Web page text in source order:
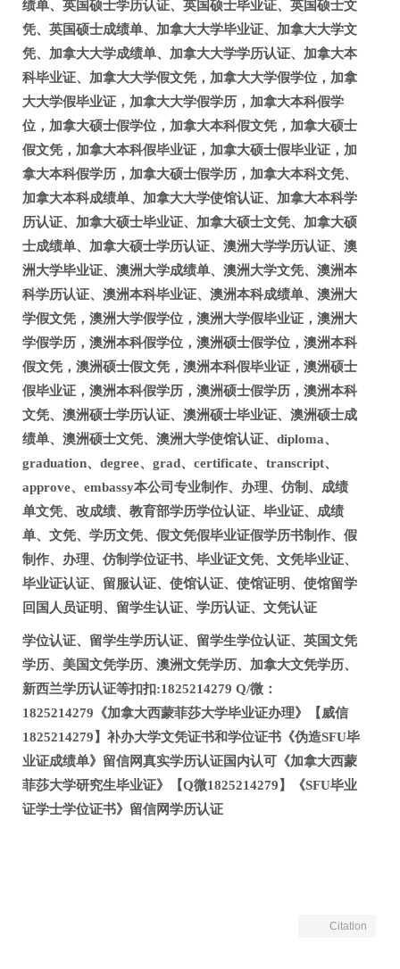
绩单、英国硕士学历认证、英国硕士毕业证、英国硕士文
凭、英国硕士成绩单、加拿大大学毕业证、加拿大大学文
凭、加拿大大学成绩单、加拿大大学学历认证、加拿大本
科毕业证、加拿大大学假文凭，加拿大大学假学位，加拿
大大学假毕业证，加拿大大学假学历，加拿大本科假学
位，加拿大硕士假学位，加拿大本科假文凭，加拿大硕士
假文凭，加拿大本科假毕业证，加拿大硕士假毕业证，加
拿大本科假学历，加拿大硕士假学历，加拿大本科文凭、
加拿大本科成绩单、加拿大大学使馆认证、加拿大本科学
历认证、加拿大硕士毕业证、加拿大硕士文凭、加拿大硕
士成绩单、加拿大硕士学历认证、澳洲大学学历认证、澳
洲大学毕业证、澳洲大学成绩单、澳洲大学文凭、澳洲本
科学历认证、澳洲本科毕业证、澳洲本科成绩单、澳洲大
学假文凭，澳洲大学假学位，澳洲大学假毕业证，澳洲大
学假学历，澳洲本科假学位，澳洲硕士假学位，澳洲本科
假文凭，澳洲硕士假文凭，澳洲本科假毕业证，澳洲硕士
假毕业证，澳洲本科假学历，澳洲硕士假学历，澳洲本科
文凭、澳洲硕士学历认证、澳洲硕士毕业证、澳洲硕士成
绩单、澳洲硕士文凭、澳洲大学使馆认证、diploma、
graduation、degree、grad、certificate、transcript、
approve、embassy本公司专业制作、办理、仿制、成绩
单文凭、改成绩、教育部学历学位认证、毕业证、成绩
单、文凭、学历文凭、假文凭假毕业证假学历书制作、假
制作、办理、仿制学位证书、毕业证文凭、文凭毕业证、
毕业证认证、留服认证、使馆认证、使馆证明、使馆留学
回国人员证明、留学生认证、学历认证、文凭认证
学位认证、留学生学历认证、留学生学位认证、英国文凭
学历、美国文凭学历、澳洲文凭学历、加拿大文凭学历、
新西兰学历认证等扣扣:1825214279 Q/微：
1825214279《加拿大西蒙菲莎大学毕业证办理》【威信
1825214279】补办大学文凭证书和学位证书《伪造SFU毕
业证成绩单》留信网真实学历认证国内认可《加拿大西蒙
菲莎大学研究生毕业证》【Q微1825214279】《SFU毕业
证学士学位证书》留信网学历认证
Citation